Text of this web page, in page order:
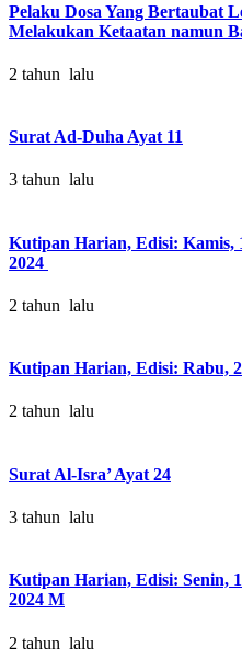
Pelaku Dosa Yang Bertaubat
Melakukan Ketaatan namun
2 tahun lalu
Surat Ad-Duha Ayat 11
3 tahun lalu
Kutipan Harian, Edisi: Kamis,
2024
2 tahun lalu
Kutipan Harian, Edisi: Rabu,
2 tahun lalu
Surat Al-Isra’ Ayat 24
3 tahun lalu
Kutipan Harian, Edisi: Senin,
2024 M
2 tahun lalu